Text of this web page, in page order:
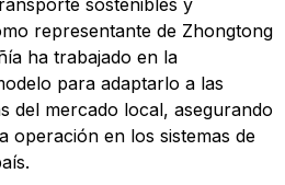
sostenibles y
representante de Zhongtong
ha trabajado en la
para adaptarlo a las
del mercado local, asegurando
operación en los sistemas de